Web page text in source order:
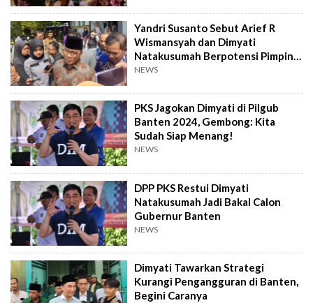
Yandri Susanto Sebut Arief R
Wismansyah dan Dimyati
Natakusumah Berpotensi Pimpin
Banten
NEWS
PKS Jagokan Dimyati di Pilgub
Banten 2024, Gembong: Kita
Sudah Siap Menang!
NEWS
DPP PKS Restui Dimyati
Natakusumah Jadi Bakal Calon
Gubernur Banten
NEWS
Dimyati Tawarkan Strategi
Kurangi Pengangguran di Banten,
Begini Caranya